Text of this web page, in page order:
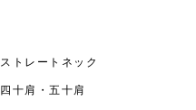
ストレートネック
四十肩・五十肩